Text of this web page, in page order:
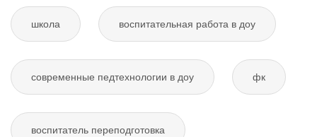
школа воспитательная работа в доу
современные педтехнологии в доу фк
воспитатель переподготовка